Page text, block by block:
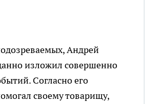
Андрей
изложил совершенно
Согласно его
своему товарищу,